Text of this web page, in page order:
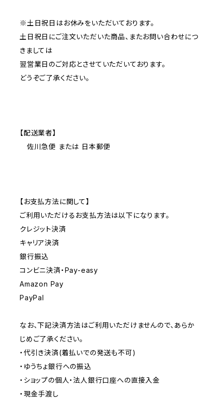
※土日祝日はお休みをいただいております。
土日祝日にご注文いただいた商品、またお問い合わせにつ
きましては
翌営業日のご対応とさせていただいております。
どうぞご了承ください。
【配送業者】
佐川急便 または 日本郵便
【お支払方法に関して】
ご利用いただけるお支払方法は以下になります。
クレジット決済
キャリア決済
銀行振込
コンビニ決済・Pay-easy
Amazon Pay
PayPal
なお、下記決済方法はご利用いただけませんので、あらか
じめご了承ください。
・代引き決済(着払いでの発送も不可)
・ゆうちょ銀行への振込
・ショップの個人・法人銀行口座への直接入金
・現金手渡し